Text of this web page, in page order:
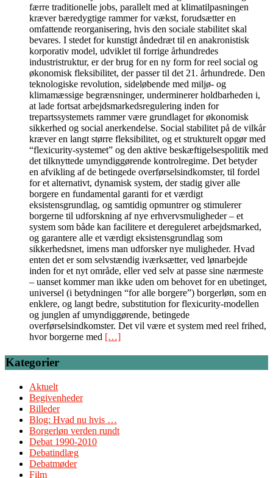
færre traditionelle jobs, parallelt med at klimatilpasningen
kræver bæredygtige rammer for vækst, forudsætter en
omfattende reorganisering, hvis den sociale stabilitet skal
bevares. I stedet for kunstigt åndedræt til en anakronistisk
korporativ model, udviklet til forrige århundredes
industristruktur, er der brug for en ny form for reel social og
økonomisk fleksibilitet, der passer til det 21. århundrede. Den
teknologiske revolution, sideløbende med miljø- og
klimamæssige begrænsninger, underminerer holdbarheden i,
at lade fortsat arbejdsmarkedsregulering inden for
trepartssystemets rammer være grundlaget for økonomisk
sikkerhed og social anerkendelse. Social stabilitet på de vilkår
kræver en langt større fleksibilitet, og et strukturelt opgør med
“flexicurity-systemet” og den aktive beskæftigelsespolitik med
det tilknyttede umyndiggørende kontrolregime. Det betyder
en afvikling af de betingede overførselsindkomster, til fordel
for et alternativt, dynamisk system, der stadig giver alle
borgere en fundamental garanti for et værdigt
eksistensgrundlag, og samtidig opmuntrer og stimulerer
borgerne til udforskning af nye erhvervsmuligheder – et
system som både kan facilitere et dereguleret arbejdsmarked,
og garantere alle et værdigt eksistensgrundlag som
sikkerhedsnet, imens man udforsker nye muligheder. Hvad
enten det er som selvstændig iværksætter, ved lønarbejde
inden for et nyt område, eller ved selv at passe sine nærmeste
– uanset kommer man ikke uden om behovet for en ubetinget,
universel (i betydningen “for alle borgere”) borgerløn, som en
enklere, og langt bedre, substitution for flexicurity-modellen
og junglen af umyndiggørende, betingede
overførselsindkomster. Det vil være et system med reel frihed,
hvor borgerne med […]
Kategorier
Aktuelt
Begivenheder
Billeder
Blog: Hvad nu hvis …
Borgerløn verden rundt
Debat 1990-2010
Debatindlæg
Debatmøder
Film